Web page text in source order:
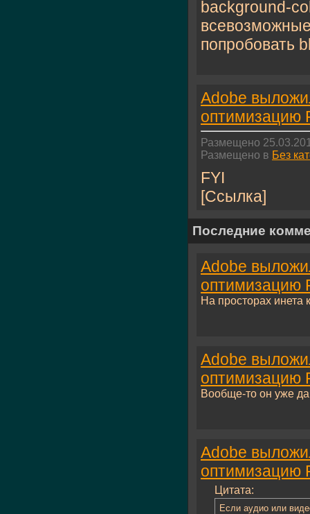
background-
попробовать
Adobe
оптимизацию
Размещено
Размещено в Без
FYI
[Ссылка]
Последние
Adobe
оптимизацию
На просторах инета
Adobe
оптимизацию
Вообще-то он уже
Adobe
оптимизацию
Цитата:
Если аудио или